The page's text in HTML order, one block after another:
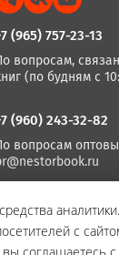
(965) 757-23-13
вопросам,
(по будням с
(960) 243-32-82
вопросам
+7 (812) 983-03-74,
вопросам
будням с 10:00
с